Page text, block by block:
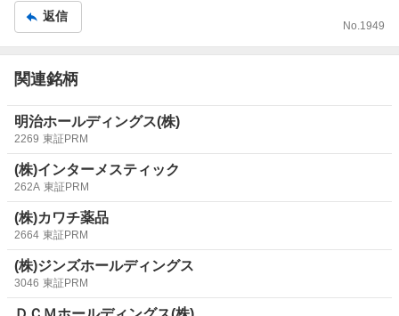
返信
No. 1949
関連銘柄
明治ホールディングス(株)
2269 東証PRM
(株)インターメスティック
262A 東証PRM
(株)カワチ薬品
2664 東証PRM
(株)ジンズホールディングス
3046 東証PRM